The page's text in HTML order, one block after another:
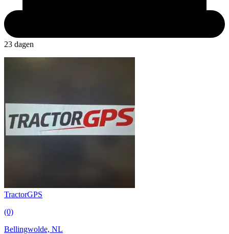
23 dagen
TractorGPS
(0)
Bellingwolde, NL